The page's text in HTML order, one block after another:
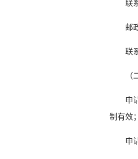
联
邮
联
申
制有效
申